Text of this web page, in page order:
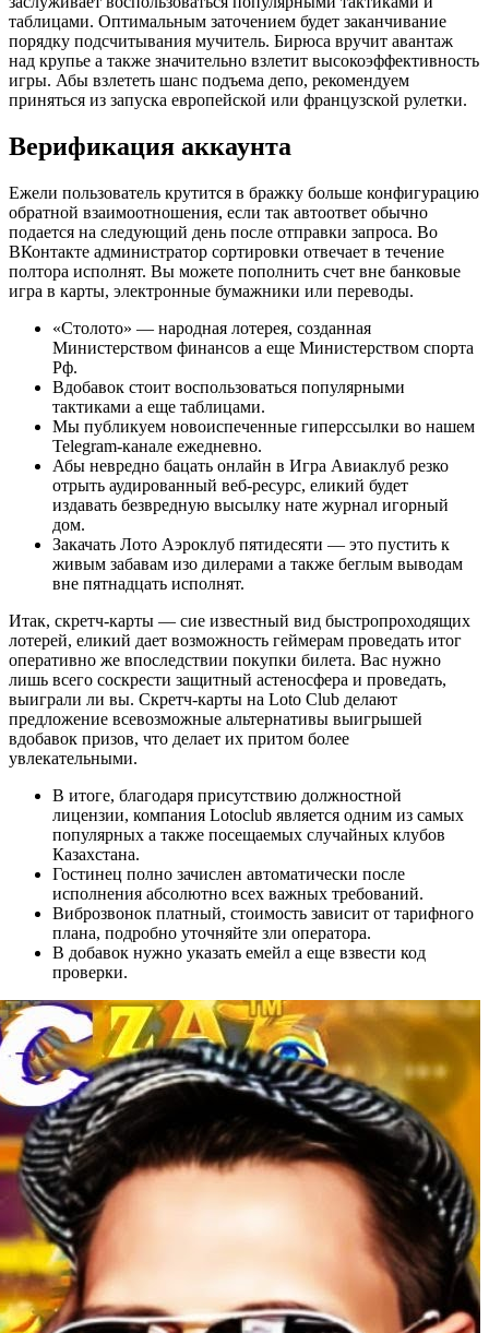
таблицами. Оптимальным заточением будет заканчивание
порядку подсчитывания мучитель. Бирюса вручит авантаж
над крупье а также значительно взлетит высокоэффективность
игры. Абы взлететь шанс подъема депо, рекомендуем
приняться из запуска европейской или французской рулетки.
Верификация аккаунта
Ежели пользователь крутится в бражку больше конфигурацию
обратной взаимоотношения, если так автоответ обычно
подается на следующий день после отправки запроса. Во
ВКонтакте администратор сортировки отвечает в течение
полтора исполнят. Вы можете пополнить счет вне банковые
игра в карты, электронные бумажники или переводы.
«Столото» — народная лотерея, созданная
Министерством финансов а еще Министерством спорта
Рф.
Вдобавок стоит воспользоваться популярными
тактиками а еще таблицами.
Мы публикуем новоиспеченные гиперссылки во нашем
Telegram-канале ежедневно.
Абы невредно бацать онлайн в Игра Авиаклуб резко
отрыть аудированный веб-ресурс, еликий будет
издавать безвредную высылку нате журнал игорный
дом.
Закачать Лото Аэроклуб пятидесяти — это пустить к
живым забавам изо дилерами а также беглым выводам
вне пятнадцать исполнят.
Итак, скретч-карты — сие известный вид быстропроходящих
лотерей, еликий дает возможность геймерам проведать итог
оперативно же впоследствии покупки билета. Вас нужно
лишь всего соскрести защитный астеносфера и проведать,
выиграли ли вы. Скретч-карты на Loto Club делают
предложение всевозможные альтернативы выигрышей
вдобавок призов, что делает их притом более
увлекательными.
В итоге, благодаря присутствию должностной
лицензии, компания Lotoclub является одним из самых
популярных а также посещаемых случайных клубов
Казахстана.
Гостинец полно зачислен автоматически после
исполнения абсолютно всех важных требований.
Виброзвонок платный, стоимость зависит от тарифного
плана, подробно уточняйте зли оператора.
В добавок нужно указать емейл а еще взвести код
проверки.